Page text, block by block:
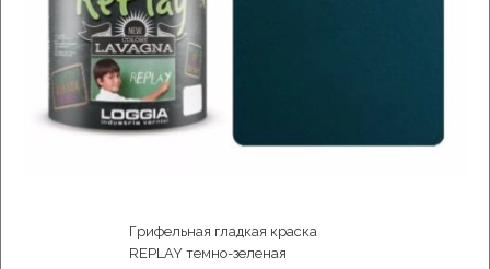
Грифельная гладкая краска
REPLAY темно-зеленая